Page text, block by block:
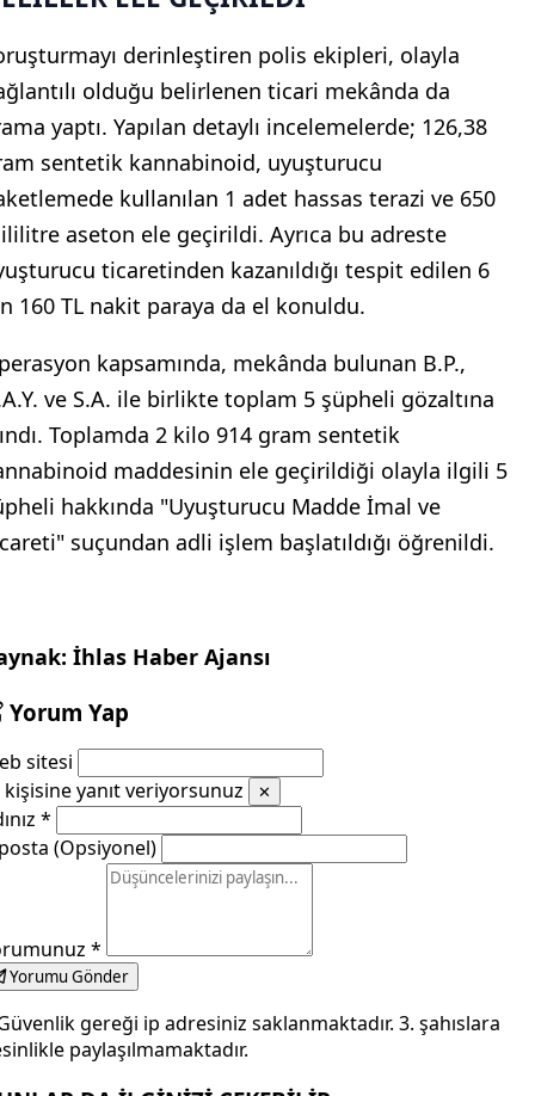
derinleştiren polis ekipleri, olayla
olduğu belirlenen ticari mekânda da
yaptı. Yapılan detaylı incelemelerde; 126,38
sentetik kannabinoid, uyuşturucu
kullanılan 1 adet hassas terazi ve 650
aseton ele geçirildi. Ayrıca bu adreste
ticaretinden kazanıldığı tespit edilen 6
160 TL nakit paraya da el konuldu.
kapsamında, mekânda bulunan B.P.,
ve S.A. ile birlikte toplam 5 şüpheli gözaltına
Toplamda 2 kilo 914 gram sentetik
maddesinin ele geçirildiği olayla ilgili 5
hakkında "Uyuşturucu Madde İmal ve
suçundan adli işlem başlatıldığı öğrenildi.
İhlas Haber Ajansı
Yorum Yap
sitesi
kişisine yanıt veriyorsunuz
✕
*
(Opsiyonel)
*
Yorumu Gönder
gereği ip adresiniz saklanmaktadır. 3. şahıslara
paylaşılmamaktadır.